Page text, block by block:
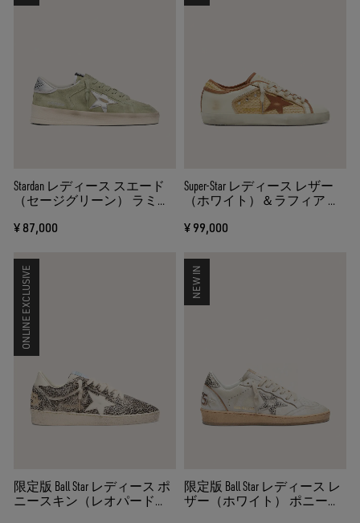
Stardan レディース スエード
（セージグリーン） ラミネ
¥ 87,000
Super-Star レディース レザー
（ホワイト）＆ラフィア ス
ッド）
¥ 99,000
ONLINE EXCLUSIVE
限定版 Ball Star レディース ポ
ニースキン（レオパード
NEW IN
限定版 Ball Star レディース レ
ザー（ホワイト） ポニース